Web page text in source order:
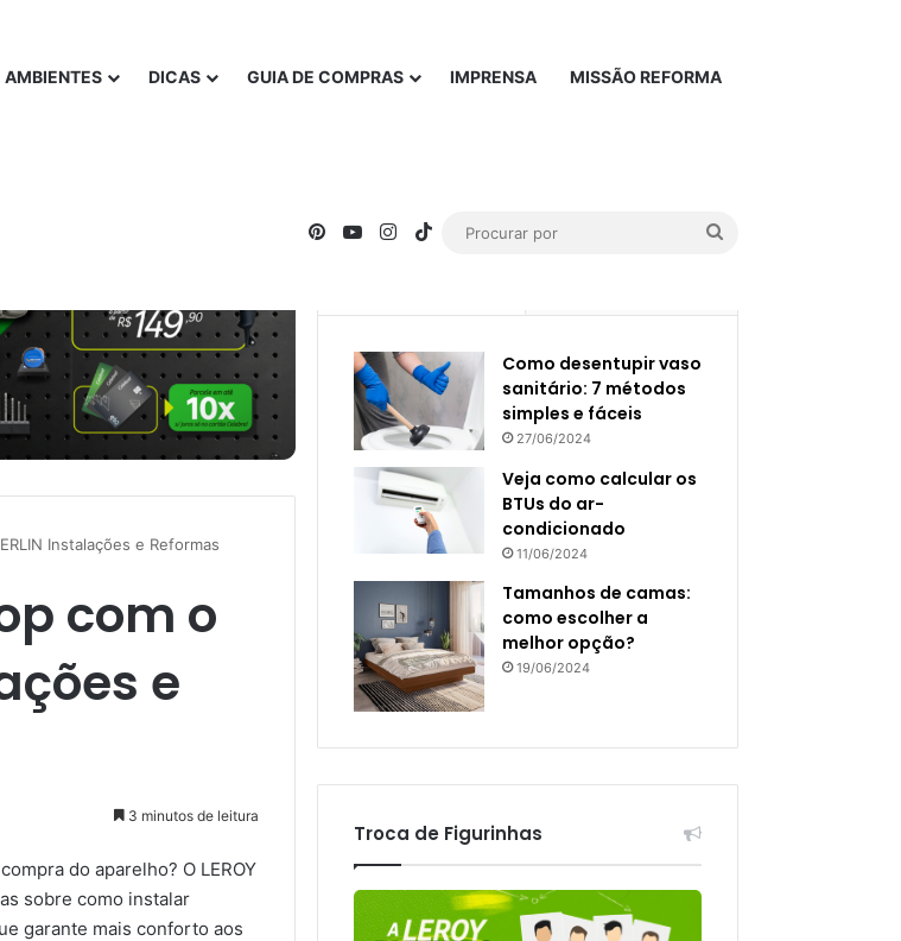
AMBIENTES DICAS GUIA DE COMPRAS IMPRENSA MISSÃO REFORMA
PinterestYouTubeInstagram
TikTok
Instalações e Reformas
com o
e
3 minutos de leitura
do aparelho? O LEROY
sobre como instalar
garante mais conforto aos
Como desentupir vaso
sanitário: 7 métodos
simples e fáceis
27/06/2024
Veja como calcular os
BTUs do ar-
condicionado
11/06/2024
Tamanhos de camas:
como escolher a
melhor opção?
19/06/2024
Troca de Figurinhas